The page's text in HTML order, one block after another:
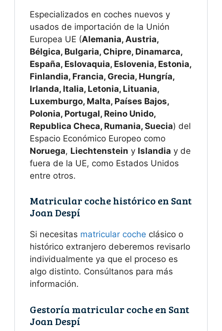
Especializados en coches nuevos y
usados de importación de la Unión
Europea UE (Alemania, Austria,
Bélgica, Bulgaria, Chipre, Dinamarca,
España, Eslovaquia, Eslovenia, Estonia,
Finlandia, Francia, Grecia, Hungría,
Irlanda, Italia, Letonia, Lituania,
Luxemburgo, Malta, Países Bajos,
Polonia, Portugal, Reino Unido,
Republica Checa, Rumania, Suecia) del
Espacio Económico Europeo como
Noruega, Liechtenstein y Islandia y de
fuera de la UE, como Estados Unidos
entre otros.
Matricular coche histórico en Sant
Joan Despí
Si necesitas matricular coche clásico o
histórico extranjero deberemos revisarlo
individualmente ya que el proceso es
algo distinto. Consúltanos para más
información.
Gestoría matricular coche en Sant
Joan Despí